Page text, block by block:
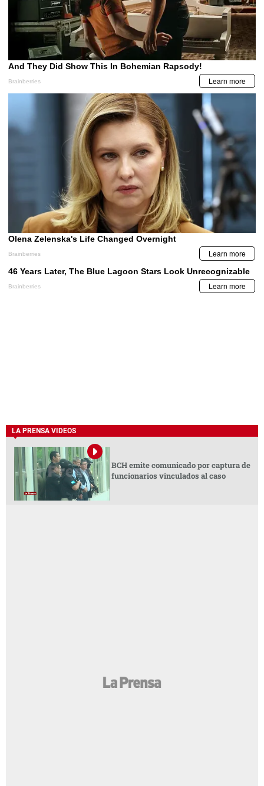
LA PRENSA VIDEOS
BCH emite comunicado por captura de
funcionarios vinculados al caso